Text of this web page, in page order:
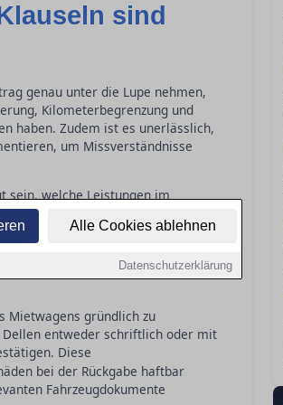
Alle Cookies ablehnen
Datenschutzerklärung
sind
genau unter die Lupe nehmen,
Kilometerbegrenzung und
haben. Zudem ist es unerlässlich,
um Missverständnisse
sein, welche Leistungen im
Kilometer und die
alle wesentlichen
vorzubeugen. Besondere
dem Selbstbehalt im
Mietwagens gründlich zu
Dellen entweder schriftlich oder mit
Diese
bei der Rückgabe haftbar
Fahrzeugdokumente